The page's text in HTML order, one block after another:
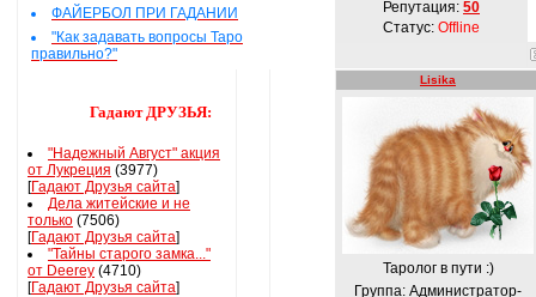
ФАЙЕРБОЛ ПРИ ГАДАНИИ
"Как задавать вопросы Таро
правильно?"
Гадают ДРУЗЬЯ:
"Надежный Август" акция
от Лукреция (3977)
[Гадают Друзья сайта]
Дела житейские и не
только (7506)
[Гадают Друзья сайта]
"Тайны старого замка..."
от Deerey (4710)
[Гадают Друзья сайта]
Репутация: 50
Статус: Offline
Lisika
Таролог в пути :)
Группа: Администратор-